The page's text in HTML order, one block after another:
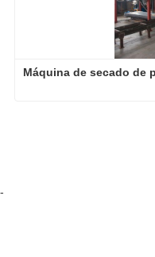
Máquina de secado de
-